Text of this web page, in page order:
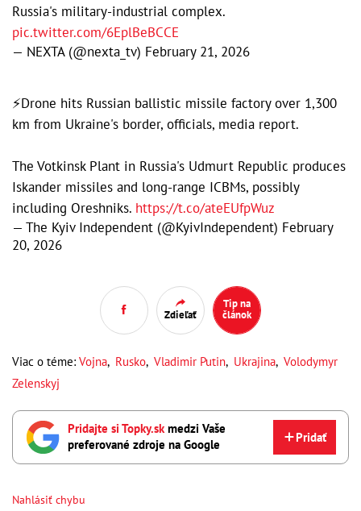
Russia's military-industrial complex.
pic.twitter.com/6EplBeBCCE
— NEXTA (@nexta_tv) February 21, 2026
⚡️Drone hits Russian ballistic missile factory over 1,300
km from Ukraine's border, officials, media report.
The Votkinsk Plant in Russia's Udmurt Republic produces
Iskander missiles and long-range ICBMs, possibly
including Oreshniks. https://t.co/ateEUfpWuz
— The Kyiv Independent (@KyivIndependent) February
20, 2026
Zdieľať
Tip na
článok
Viac o téme: Vojna, Rusko, Vladimir Putin, Ukrajina, Volodymyr
Zelenskyj
Pridajte si Topky.skmedzi Vaše
preferované zdroje na Google
Pridať
Nahlásiť chybu